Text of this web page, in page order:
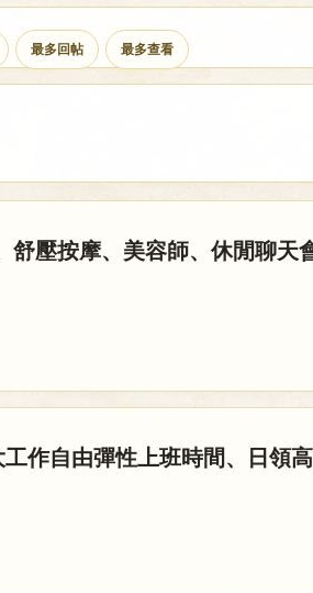
最多回帖 最多查看
舒壓按摩、美容師、休閒聊天
工作自由彈性上班時間、日領